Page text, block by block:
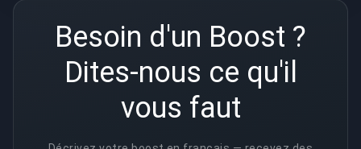
Besoin d'un Boost ?
Dites-nous ce qu'il
vous faut